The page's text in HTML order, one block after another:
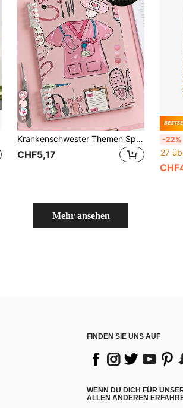
16
Krankenschwester Themen Spiralblock, Krankenschwester Planer und Medizinisches Tagebuch - Hellrosa Krankenschwester Notizbuch mit Stethoskop, Spritze, Medikamentenflasche, Herz und Schleifen Muster - Rosa mit medizinischen Illustrationen, 120 Seiten, ideal für Krankenpflegeschule Planer, Reisetagebücher und Krankenschwester Geschenke, Krankenschwester Abschluss Memorabilien, Krankenschwester Accessoires
CHF5,17
-22%
27
Mehr ansehen
FINDEN SIE UNS AUF
WENN DU DICH FÜR
ALLEN ANDEREN